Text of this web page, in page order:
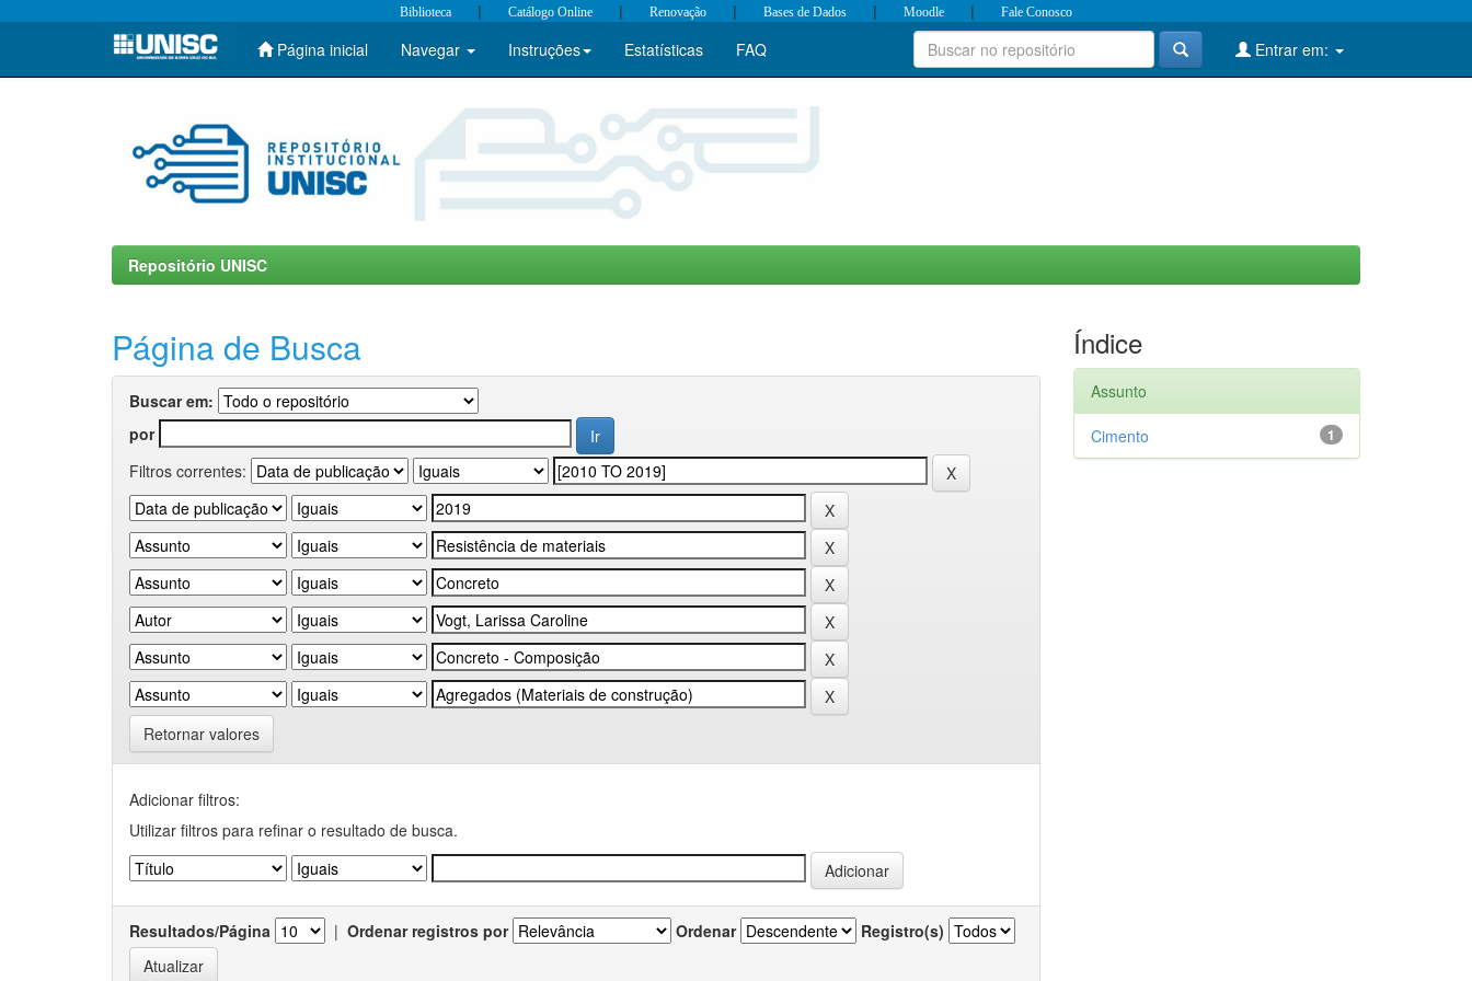
Skip
Biblioteca | Catálogo Online | Renovação | Bases de Dados | Moodle | Fale Conosco
Página inicial Navegar Instruções Estatísticas FAQ Entrar em:
Repositório UNISC
Página de Busca
Buscar em:
por
Filtros correntes:
Retornar valores
Adicionar filtros:
Utilizar filtros para refinar o resultado de busca.
Resultados/Página | Ordenar registros por Ordenar Registro(s)
Índice
Assunto
1
Cimento